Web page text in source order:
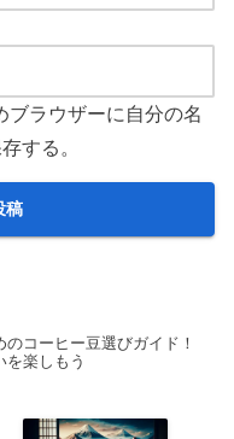
ブラウザーに自分の名
する。
のコーヒー豆選びガイド！
を楽しもう